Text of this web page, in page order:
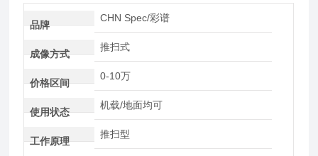
品牌
CHN Spec/彩谱
成像方式
推扫式
价格区间
0-10万
使用状态
机载/地面均可
工作原理
推扫型